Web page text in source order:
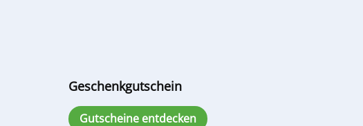
Geschenkgutschein
Gutscheine entdecken